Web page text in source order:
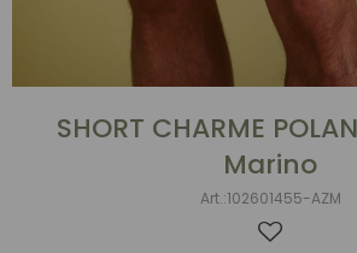
SHORT CHARME
Marino
102601455-AZM